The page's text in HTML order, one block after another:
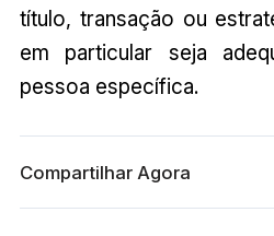
título, transação ou
em particular seja
pessoa específica.
Compartilhar Agora